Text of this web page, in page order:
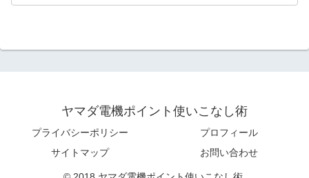
ヤマダ電機ポイント使いこなし術
プライバシーポリシー
プロフィール
サイトマップ
お問い合わせ